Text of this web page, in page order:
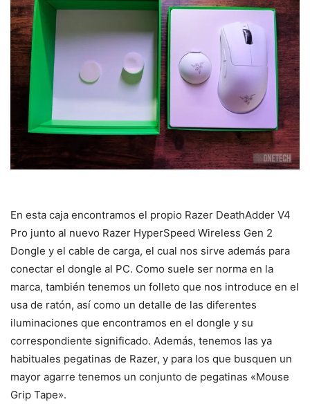
En esta caja encontramos el propio Razer DeathAdder V4
Pro junto al nuevo Razer HyperSpeed Wireless Gen 2
Dongle y el cable de carga, el cual nos sirve además para
conectar el dongle al PC. Como suele ser norma en la
marca, también tenemos un folleto que nos introduce en el
usa de ratón, así como un detalle de las diferentes
iluminaciones que encontramos en el dongle y su
correspondiente significado. Además, tenemos las ya
habituales pegatinas de Razer, y para los que busquen un
mayor agarre tenemos un conjunto de pegatinas «Mouse
Grip Tape».